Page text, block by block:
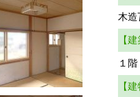
木造
【
１
【